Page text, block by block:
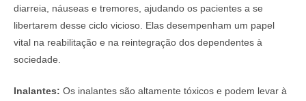
diarreia, náuseas e tremores, ajudando os pacientes a se
libertarem desse ciclo vicioso. Elas desempenham um papel
vital na reabilitação e na reintegração dos dependentes à
sociedade.
Inalantes: Os inalantes são altamente tóxicos e podem levar à